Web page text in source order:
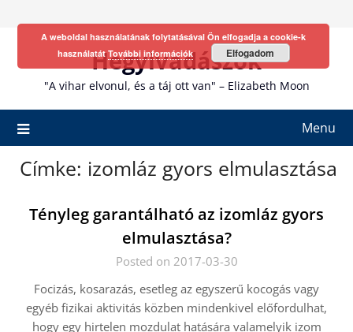
Hegyivadászok
"A vihar elvonul, és a táj ott van" – Elizabeth Moon
Menu
Címke: izomláz gyors elmulasztása
Tényleg garantálható az izomláz gyors
elmulasztása?
Posted on 2017-03-30
Focizás, kosarazás, esetleg az egyszerű kocogás vagy
egyéb fizikai aktivitás közben mindenkivel előfordulhat,
hogy egy hirtelen mozdulat hatására valamelyik izom
A weboldal használatának folytatásával Ön elfogadja a cookie-k
használatátTovábbi információk Elfogadom